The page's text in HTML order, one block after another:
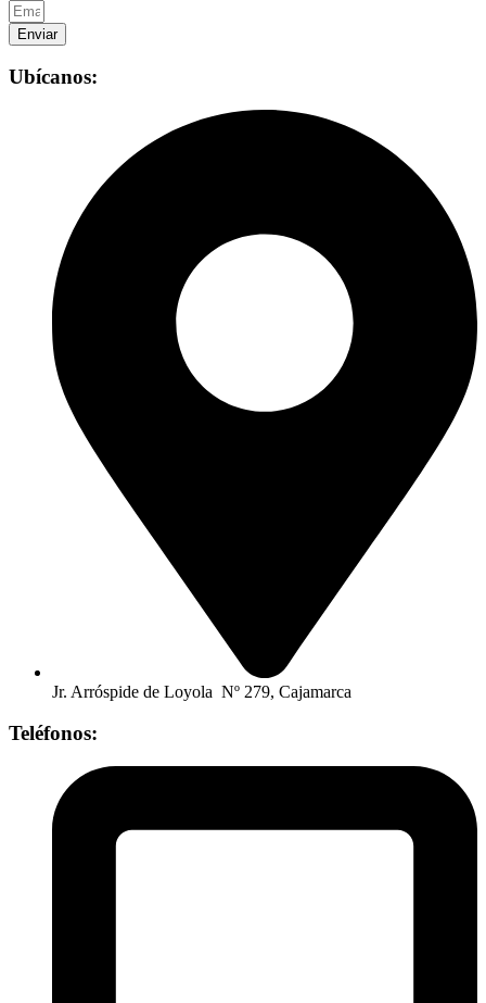
Enviar
Ubícanos:
Jr. Arróspide de Loyola Nº 279, Cajamarca
Teléfonos: